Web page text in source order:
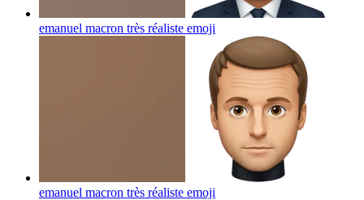
emanuel macron très réaliste emoji
emanuel macron très réaliste emoji